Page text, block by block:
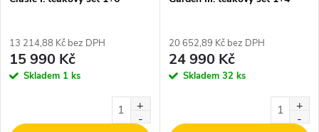
13 214,88 Kč bez DPH
15 990 Kč
Skladem 1 ks
20 652,89 Kč bez DPH
24 990 Kč
Skladem 32 ks